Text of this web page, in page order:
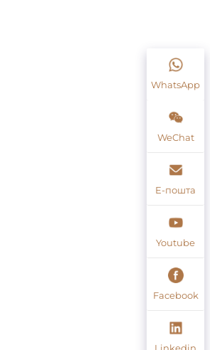
WhatsApp
WeChat
Е-пошта
Youtube
Facebook
Linkedin